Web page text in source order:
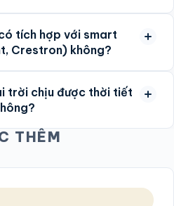
tích hợp với smart
Crestron) không?
trời chịu được thời tiết
THÊM